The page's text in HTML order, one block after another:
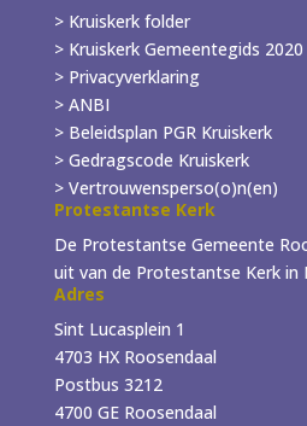
> Kruiskerk folder
>Kruiskerk Gemeentegids 2020
> Privacyverklaring
> ANBI
> Beleidsplan PGR Kruiskerk
> Gedragscode Kruiskerk
> Vertrouwensperso(o)n(en)
Protestantse Kerk
De Protestantse Gemeente
uit van de Protestantse Kerk in
Adres
Sint Lucasplein 1
4703 HX Roosendaal
Postbus 3212
4700 GE Roosendaal